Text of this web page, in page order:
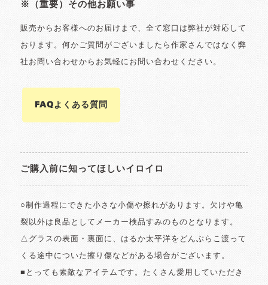
※（重要）その他お願い事
販売からお客様へのお届けまで、全て窓口は弊社が対応して
おります。何かご質問がございましたら作家さんではなく弊
社お問い合わせからお気軽にお問い合わせください。
FAQよくある質問
ご購入前に知ってほしいイロイロ
○制作過程にできた小さな小傷や擦れがあります。欠けや亀
裂以外は良品としてメーカー検品すみのものとなります。
△グラスの表面・裏面に、はるか太平洋をどんぶらこ渡って
くる途中についた擦り傷などがある場合がございます。
■とっても素敵なアイテムです。たくさん愛用していただき